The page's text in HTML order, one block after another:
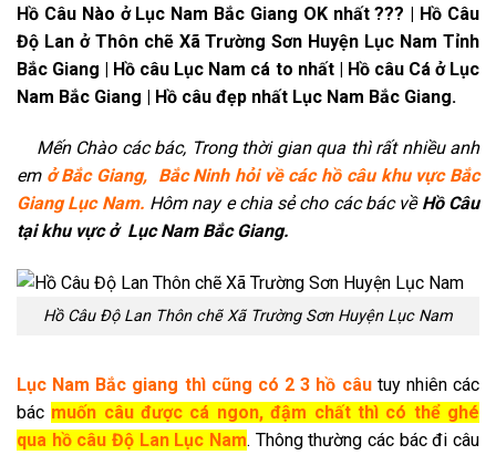
Hồ Câu Nào ở Lục Nam Bắc Giang OK nhất ??? | Hồ Câu
Độ Lan ở Thôn chẽ Xã Trường Sơn Huyện Lục Nam Tỉnh
Bắc Giang | Hồ câu Lục Nam cá to nhất | Hồ câu Cá ở Lục
Nam Bắc Giang | Hồ câu đẹp nhất Lục Nam Bắc Giang.
Mến Chào các bác, Trong thời gian qua thì rất nhiều anh
em ở Bắc Giang, Bắc Ninh hỏi về các hồ câu khu vực Bắc
Giang Lục Nam. Hôm nay e chia sẻ cho các bác vềHồ Câu
tại khu vực ở Lục Nam Bắc Giang.
Hồ Câu Độ Lan Thôn chẽ Xã Trường Sơn Huyện Lục Nam
Lục Nam Bắc giang thì cũng có 2 3 hồ câutuy nhiên các
bác muốn câu được cá ngon, đậm chất thì có thể ghé
qua hồ câu Độ Lan Lục Nam. Thông thường các bác đi câu